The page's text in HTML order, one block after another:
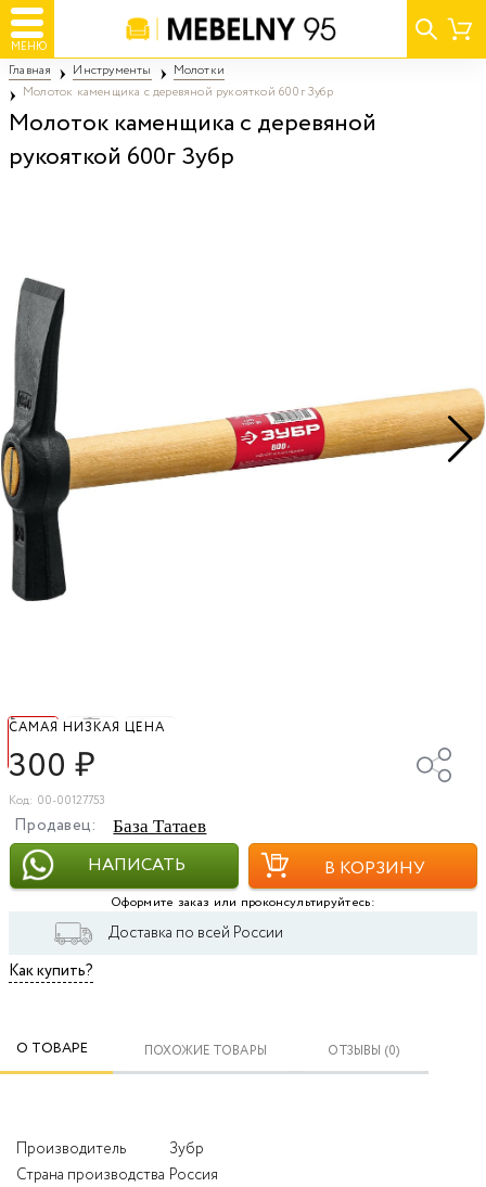
МЕНЮ
Главная Инструменты
Молотки
Молоток каменщика с деревяной рукояткой 600г Зубр
Молоток каменщика с деревяной
рукояткой 600г Зубр
САМАЯ НИЗКАЯ ЦЕНА
300 ₽
Код: 00-00127753
Продавец: База Татаев
НАПИСАТЬ В КОРЗИНУ
Оформите заказ или проконсультируйтесь:
Доставка по всей России
Как купить?
О ТОВАРЕ ПОХОЖИЕ ТОВАРЫ ОТЗЫВЫ (0)
Производитель
Зубр
Страна производства Россия